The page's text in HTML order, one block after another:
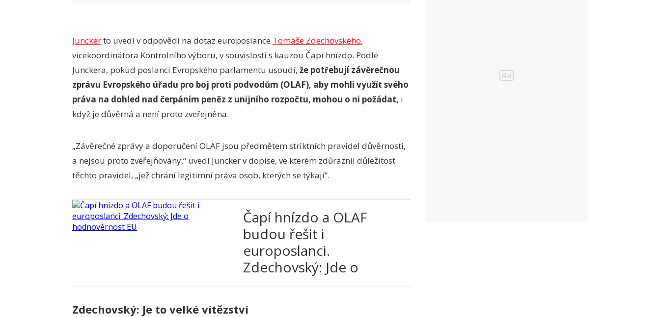
Junckerto uvedl v odpovědi na dotaz europoslance Tomáše Zdechovského,
vicekoordinátora Kontrolního výboru, v souvislosti s kauzou Čapí hnízdo. Podle
Junckera, pokud poslanci Evropského parlamentu usoudí, že potřebují závěrečnou
zprávu Evropského úřadu pro boj proti podvodům (OLAF), aby mohli využít svého
práva na dohled nad čerpáním peněz z unijního rozpočtu, mohou o ni požádat, i
když je důvěrná a není proto zveřejněna.
„Závěrečné zprávy a doporučení OLAF jsou předmětem striktních pravidel důvěrnosti,
a nejsou proto zveřejňovány,“ uvedl Juncker v dopise, ve kterém zdůraznil důležitost
těchto pravidel, „jež chrání legitimní práva osob, kterých se týkají“.
Čapí hnízdo a OLAF
budou řešit i
europoslanci.
Zdechovský: Jde o
Zdechovský: Je to velké vítězství